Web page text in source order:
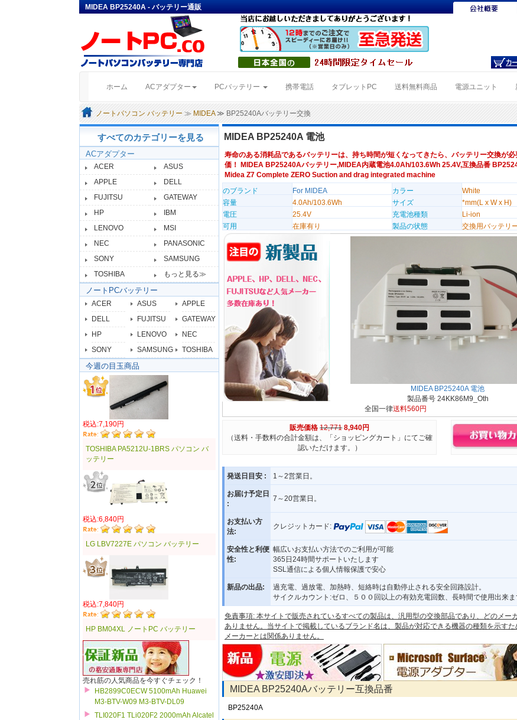
MIDEA BP25240A - バッテリー通販
ホーム (current)ACアダプター PCバッテリー 携帯電話 タブレットPC 送料無料商品 電源ユニット
ノートパソコン バッテリー ≫ MIDEA≫ BP25240Aバッテリー交換
すべてのカテゴリーを見る
ACアダプター
ACER
ASUS
APPLE
DELL
FUJITSU
GATEWAY
HP
IBM
LENOVO
MSI
NEC
PANASONIC
SONY
SAMSUNG
TOSHIBA
もっと見る≫
ノートPCバッテリー
ACER ASUS
APPLE
DELL
FUJITSU
GATEWAY
HP
LENOVO
NEC
SONY
SAMSUNG TOSHIBA
今週の目玉商品
税込:7,190円
TOSHIBA PA5212U-1BRS パソコン バ
ッテリー
税込:6,840円
LG LBV7227E パソコン バッテリー
税込:7,840円
HP BM04XL ノートPC バッテリー
売れ筋の人気商品を今すぐチェック！
HB2899C0ECW 5100mAh Huawei
M3-BTV-W09 M3-BTV-DL09
TLI020F1 TLi020F2 2000mAh Alcatel
MIDEA BP25240A 電池
寿命のある消耗品であるバッテリーは、持ち時間が短くなってきたら、バッテリー交換が
価！ MIDEA BP25240Aバッテリー,MIDEA内蔵電池4.0Ah/103.6Wh 25.4V,互換品番
Midea Z7 Complete ZERO Suction and drag integrated machine
のブランド
For MIDEA カラー
White
容量
4.0Ah/103.6Wh サイズ
*mm(L x W x H)
電圧
25.4V 充電池種類
Li-ion
可用
在庫有り 製品の状態 交換用バッテリ
MIDEA BP25240A 電池
製品番号 24KK86M9_Oth
全国一律送料560円
販売価格 12,771 8,940円
（送料・手数料の合計金額は、「ショッピングカート」にてご確
認いただけます。）
発送日目安 : 1～2営業日。
お届け予定日
:
7～20営業日。
お支払い方
法:
クレジットカード:
安全性と利便
性:
幅広いお支払い方法でのご利用が可能
365日24時間サポートいたします
SSL通信による個人情報保護で安心
新品の出品:
過充電、過放電、加熱時、短絡時は自動停止される安全回路設計。
サイクルカウント:ゼロ、５００回以上の有効充電回数、長時間で使用出来ま
免責事項: 本サイトで販売されているすべての製品は、汎用型の交換部品であり、どのメー
ありません。当サイトで掲載しているブランド名は、製品が対応できる機器の種類を示すた
メーカーとは関係ありません。
MIDEA BP25240Aバッテリー互換品番
BP25240A